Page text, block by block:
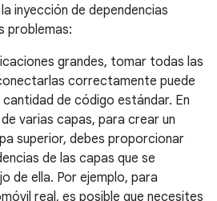
inyección de dependencias
problemas:
grandes, tomar todas las
correctamente puede
cantidad de código estándar. En
varias capas, para crear un
superior, debes proporcionar
de las capas que se
de ella. Por ejemplo, para
real, es posible que necesites